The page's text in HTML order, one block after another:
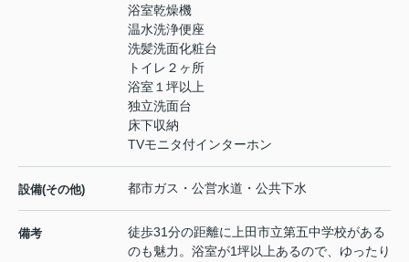
浴室乾燥機
温水洗浄便座
洗髪洗面化粧台
トイレ２ヶ所
浴室１坪以上
独立洗面台
床下収納
TVモニタ付インターホン
設備(その他) 都市ガス・公営水道・公共下水
備考
徒歩31分の距離に上田市立第五中学校がある
のも魅力。浴室が1坪以上あるので、ゆったり